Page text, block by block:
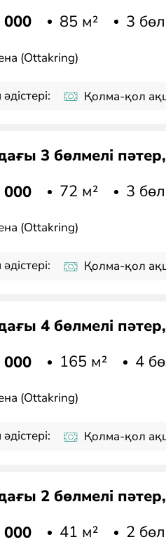
000
85 м² 3
(Ottakring)
Қолма-қол
3 бөлмелі
000
72 м² 3
(Ottakring)
Қолма-қол
4 бөлмелі
000
165 м² 4
(Ottakring)
Қолма-қол
2 бөлмелі
000
41 м² 2